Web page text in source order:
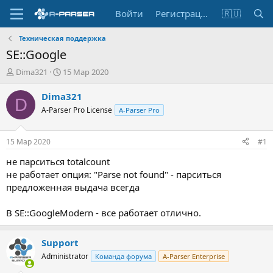
Войти Регистрация 🇷🇺
Техническая поддержка
SE::Google
А
т
т
е
м
ы
Dima321
Д
т
н
а
л
15 Мар 2020
D Dima321
A-Parser Pro License A-Parser Pro
15 Мар 2020 #1
не парситься totalcount
не работает опция: "Parse not found" - парситься
предложенная выдача всегда
В SE::GoogleModern - все работает отлично.
Support
Administrator Команда форума A-Parser Enterprise